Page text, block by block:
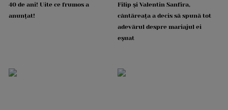
40 de ani! Uite ce frumos a
anunțat!
Filip și Valentin Sanfira,
cântăreața a decis să spună tot
adevărul despre mariajul ei
eșuat